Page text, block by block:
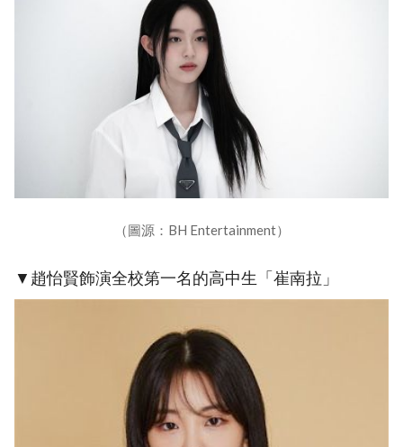
（圖源：BH Entertainment）
▼趙怡賢飾演全校第一名的高中生「崔南拉」